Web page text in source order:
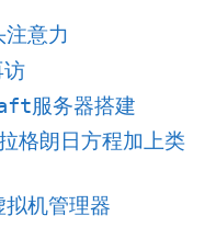
意力
访
服务器搭建
格朗日方程加上类
拟机管理器